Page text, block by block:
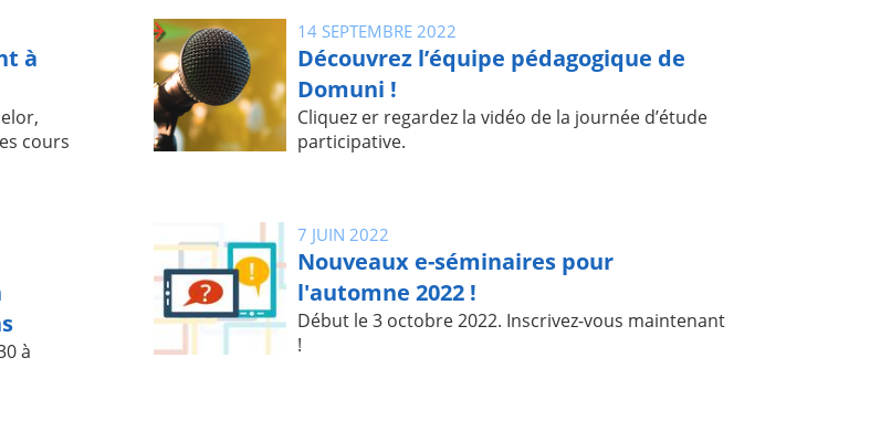
à
cours
14 SEPTEMBRE 2022
Découvrez l’équipe pédagogique de
Domuni !
Cliquez er regardez la vidéo de la journée d’étude
participative.
à
7 JUIN 2022
Nouveaux e-séminaires pour
l'automne 2022 !
Début le 3 octobre 2022. Inscrivez-vous maintenant
!